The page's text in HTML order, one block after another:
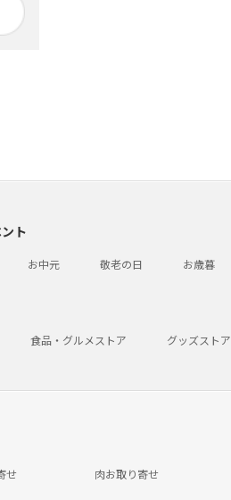
ト
お中元 敬老の日 お歳暮
食品・グルメストア グッズストア
せ 肉お取り寄せ